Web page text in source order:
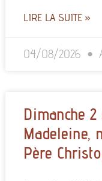
LIRE LA SUITE »
04/08/2026
Dimanche
Madeleine,
Père